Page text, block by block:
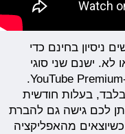
ניסיון בחינם כדי
לא. ישנם שני סוגי
מנויים - YouTube Music Premium ו-YouTube Premium.
בלבד, בעלות חודשית
כשהשני ייתן לכם גישה גם להברת
מהאפליקציה